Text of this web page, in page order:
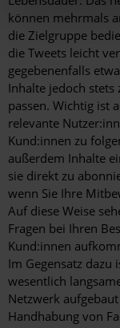
hier Ihre
ist freiwillig und
widerrufen
Einstellungen am
Weitere
können mehrmals
die Zielgruppe
die Tweets leicht
gegebenenfalls
Inhalte jedoch
passen. Wichtig ist
relevante
Kund:innen zu
außerdem Inhalte
sie direkt zu
wenn Sie Ihre
Auf diese Weise
Fragen bei Ihren
Kund:innen
Im Gegensatz dazu
wesentlich
Netzwerk
Handhabung von